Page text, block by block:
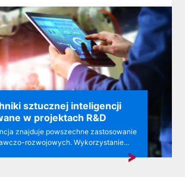
sztucznej inteligencji
w projektach R&D
znajduje powszechne zastosowanie
rozwojowych. Wykorzystanie...